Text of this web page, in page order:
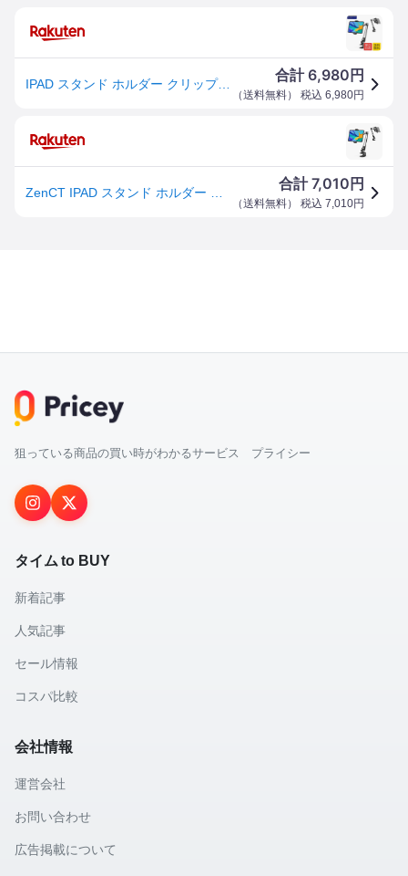
IPAD スタンド ホルダー クリップ式 タブレットPCスタンド アルミニウム 角度調整可能 4.7~12.9インチ対応 WH029 ZenCT
合計6,980 円
（送料無料） 税込 6,980円
合計7,010 円
（送料無料） 税込 7,010円
狙っている商品の買い時がわかるサービス プライシー
タイム to BUY
新着記事
人気記事
セール情報
コスパ比較
会社情報
運営会社
お問い合わせ
広告掲載について